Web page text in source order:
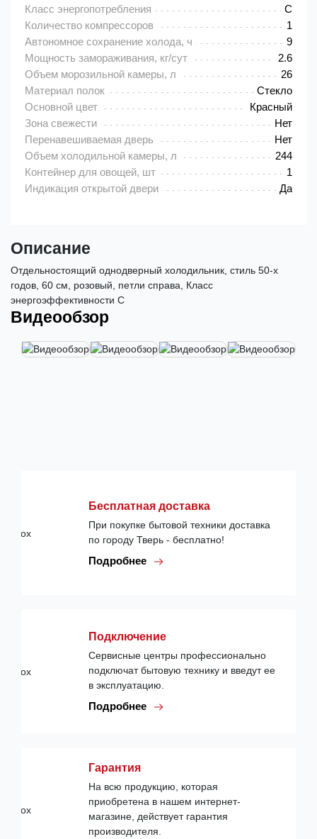
Класс энергопотребления
C
Количество компрессоров
1
Автономное сохранение холода, ч
9
Мощность замораживания, кг/сут
2.6
Объем морозильной камеры, л
26
Материал полок
Стекло
Основной цвет
Красный
Зона свежести
Нет
Перенавешиваемая дверь
Нет
Объем холодильной камеры, л
244
Контейнер для овощей, шт
1
Индикация открытой двери
Да
Описание
Отдельностоящий однодверный холодильник, стиль 50-х
годов, 60 см, розовый, петли справа, Класс
энергоэффективности C
Видеообзор
Бесплатная доставка
При покупке бытовой техники доставка
по городу Тверь - бесплатно!
Подробнее
Подключение
Сервисные центры профессионально
подключат бытовую технику и введут ее
в эксплуатацию.
Подробнее
Гарантия
На всю продукцию, которая
приобретена в нашем интернет-
магазине, действует гарантия
производителя.